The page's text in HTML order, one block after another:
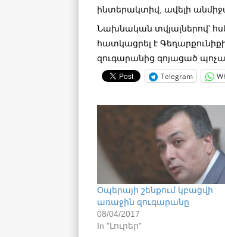
ինտերակտիվ, ավելի
Նախնական տվյալներով՝
հատկացրել է
զուգարանից գոյացած
Telegram
Օպերայի շենքում կբացվի
առաջին զուգարանը
08/04/2017
In "Լուրեր"